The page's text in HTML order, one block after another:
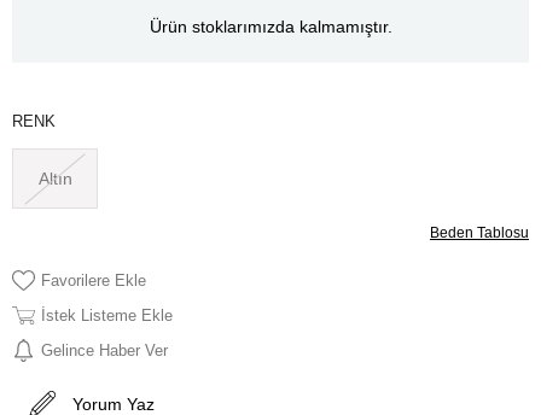
Ürün stoklarımızda kalmamıştır.
RENK
Altın
Beden Tablosu
Favorilere Ekle
İstek Listeme Ekle
Gelince Haber Ver
Yorum Yaz